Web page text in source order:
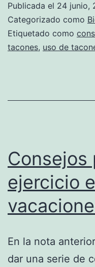
Publicada el 24 junio,
Categorizado como
Etiquetado como
tacones, uso de
Consejos
ejercicio
En la nota
dar una serie de